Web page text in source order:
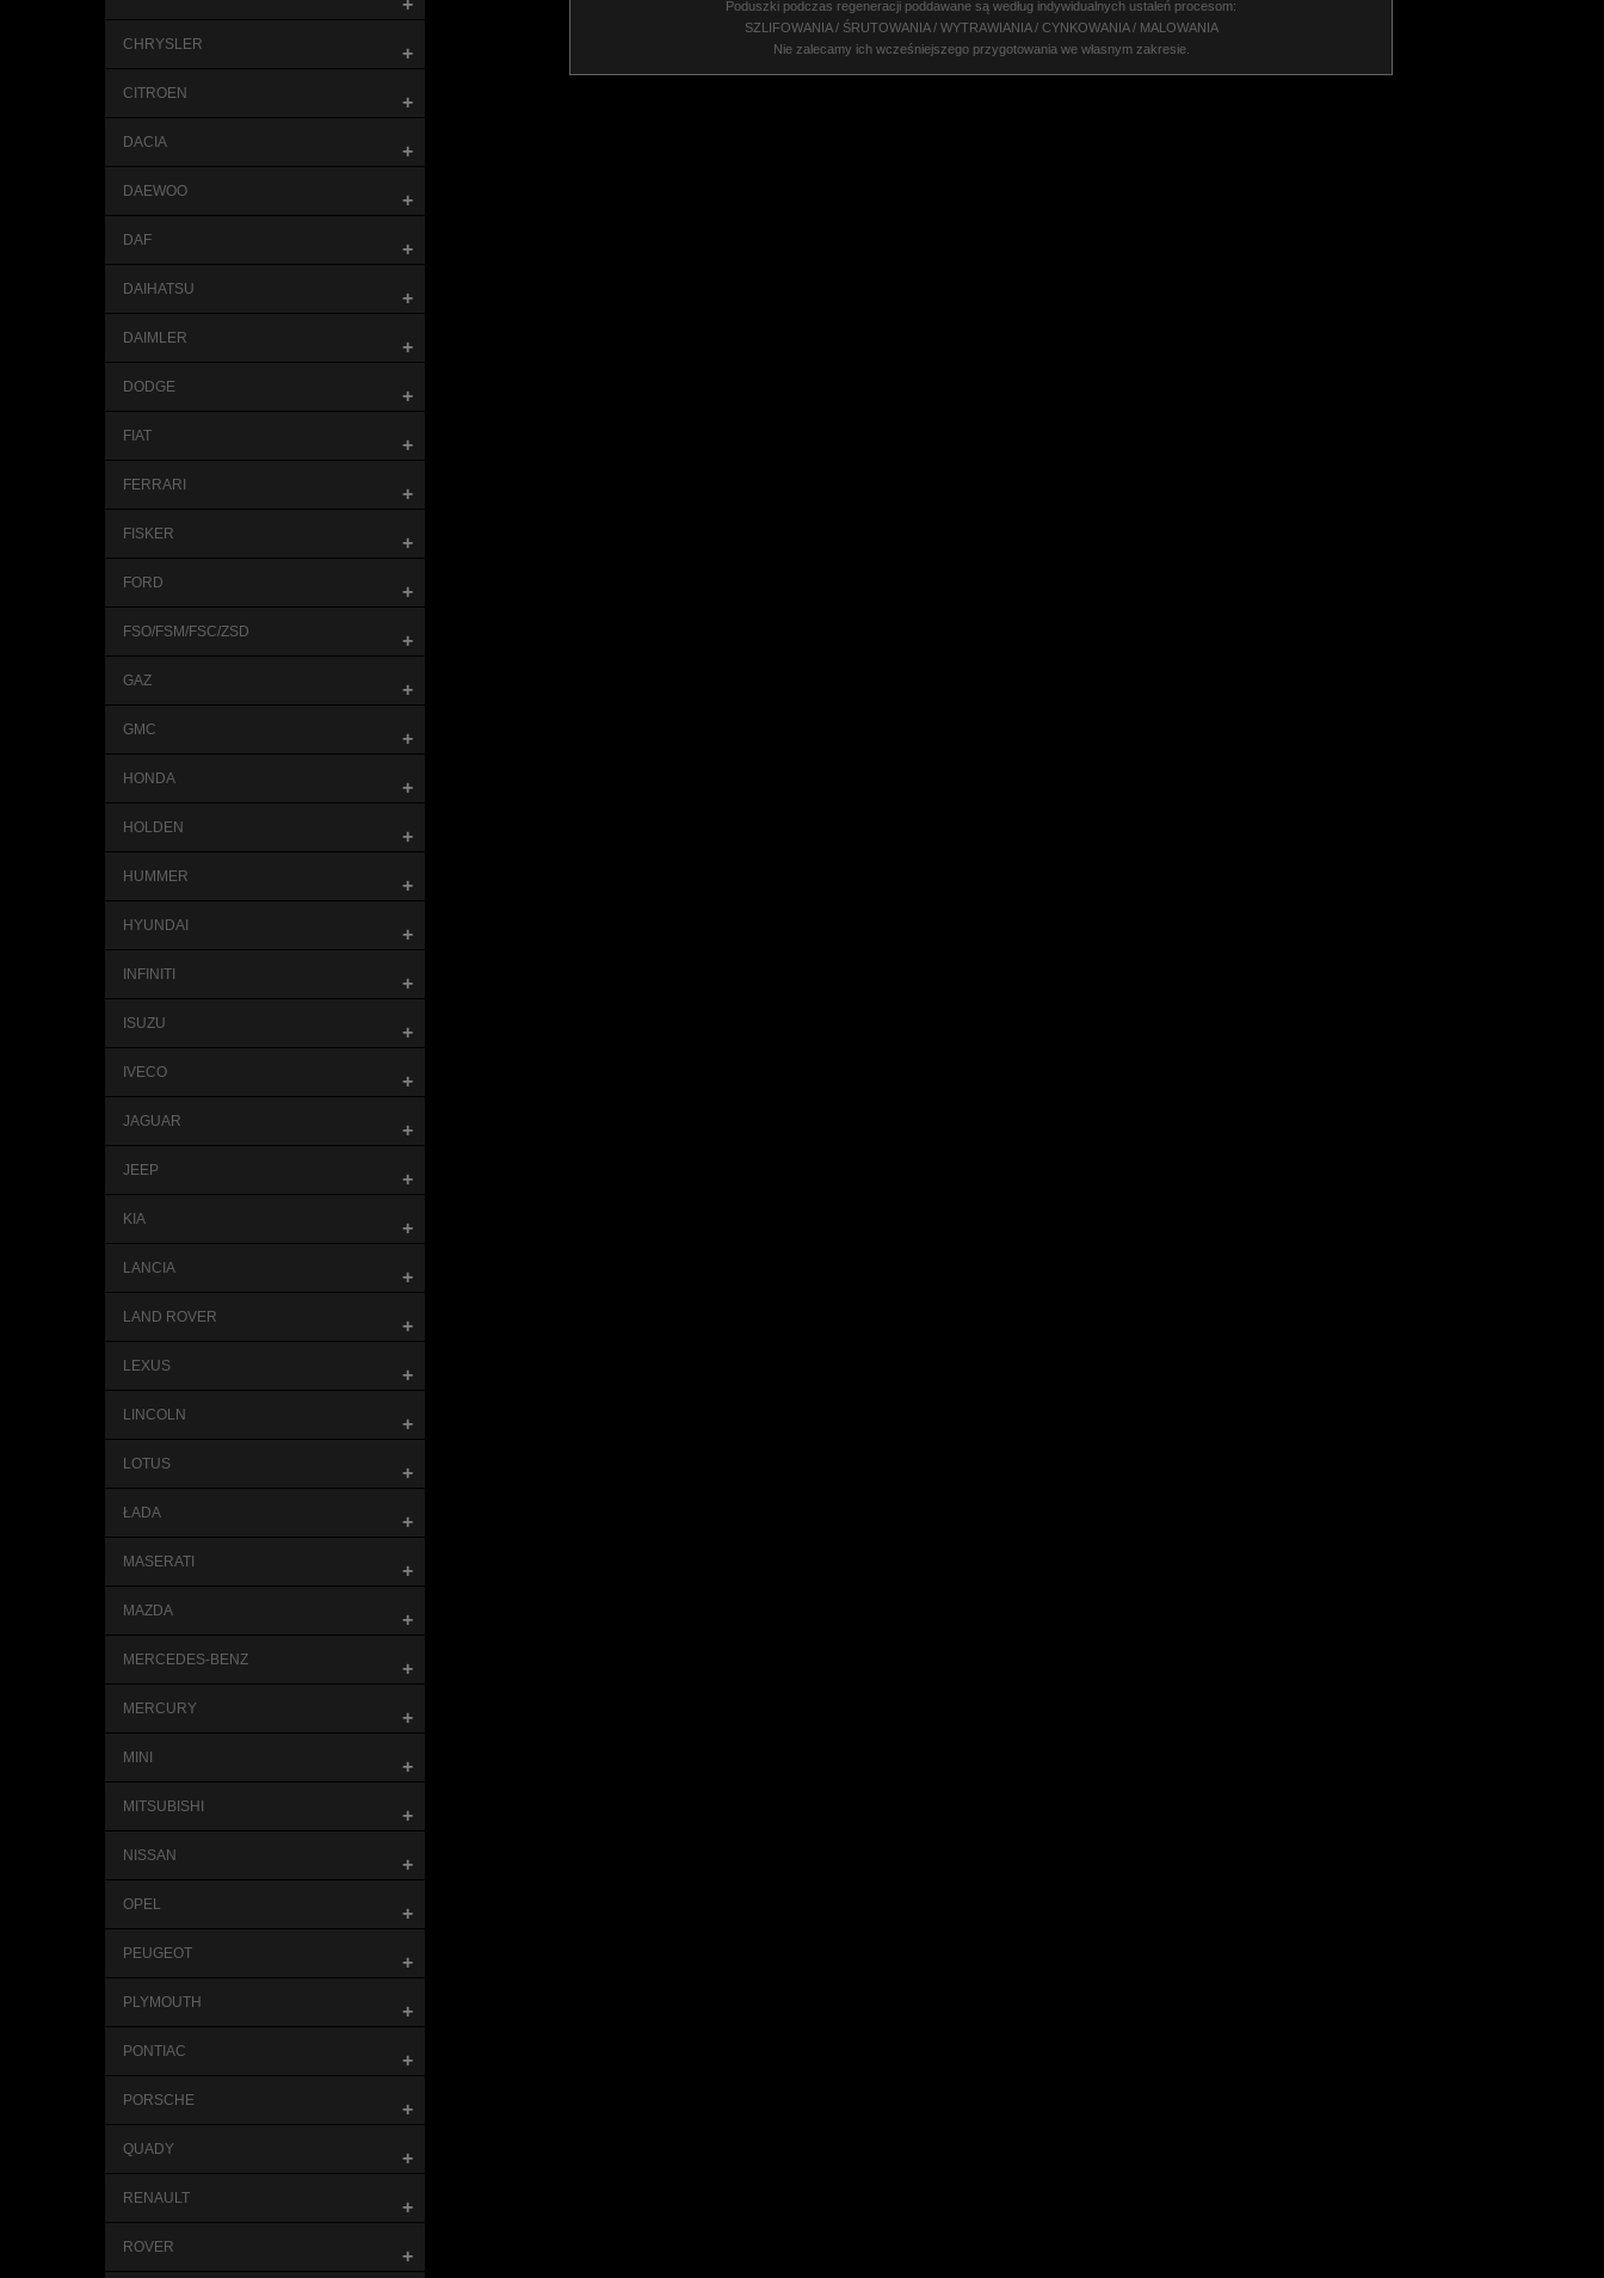
+
CHRYSLER +
CITROEN +
DACIA +
DAEWOO +
DAF +
DAIHATSU +
DAIMLER +
DODGE +
FIAT +
FERRARI +
FISKER +
FORD +
FSO/FSM/FSC/ZSD +
GAZ +
GMC +
HONDA +
HOLDEN +
HUMMER +
HYUNDAI +
INFINITI +
ISUZU +
IVECO +
JAGUAR +
JEEP +
KIA +
LANCIA +
LAND ROVER +
LEXUS +
LINCOLN +
LOTUS +
ŁADA +
MASERATI +
MAZDA +
MERCEDES-BENZ +
MERCURY +
MINI +
MITSUBISHI +
NISSAN +
OPEL +
PEUGEOT +
PLYMOUTH +
PONTIAC +
PORSCHE +
QUADY +
RENAULT +
ROVER +
Poduszki podczas regeneracji poddawane są według indywidualnych ustaleń procesom:
SZLIFOWANIA / ŚRUTOWANIA / WYTRAWIANIA / CYNKOWANIA / MALOWANIA
Nie zalecamy ich wcześniejszego przygotowania we własnym zakresie.